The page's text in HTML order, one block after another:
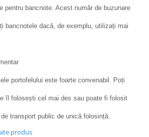
pentru bancnote. Acest număr de buzunare
bancnotele dacă, de exemplu, utilizați mai
portofelului este foarte convenabil. Poți
îl folosești cel mai des sau poate fi folosit
transport public de unică folosință.
produs